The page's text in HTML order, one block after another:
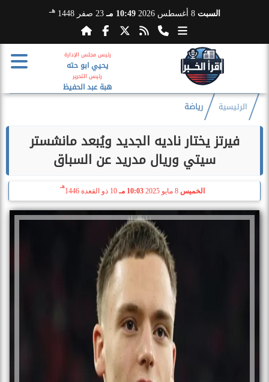
السبت 8 أغسطس 2026 10:49 مـ 23 صفر 1448 هـ
رئيس مجلس الإدارة
يحيي ابو حته
رئيس التحرير
هبة عبد الحفيظ
الرئيسية رياضة
فيرتز يختار ناديه الجديد ويُبعد مانشستر
سيتي وريال مدريد عن السباق
الخميس 8 مايو 2025 10:03 مـ 10 ذو القعدة 1446
هـ